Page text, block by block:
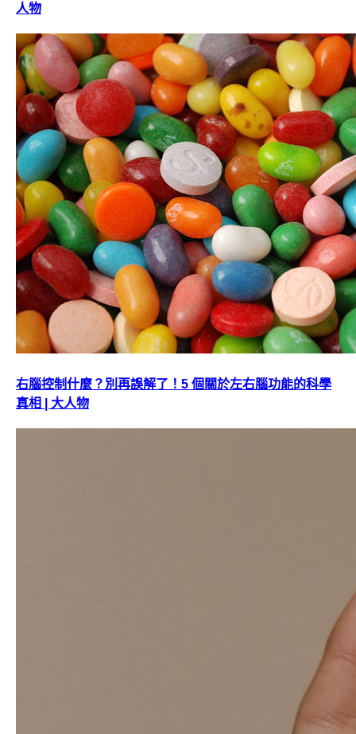
人物
右腦控制什麼？別再誤解了！5 個關於左右腦功能的科學
真相 | 大人物